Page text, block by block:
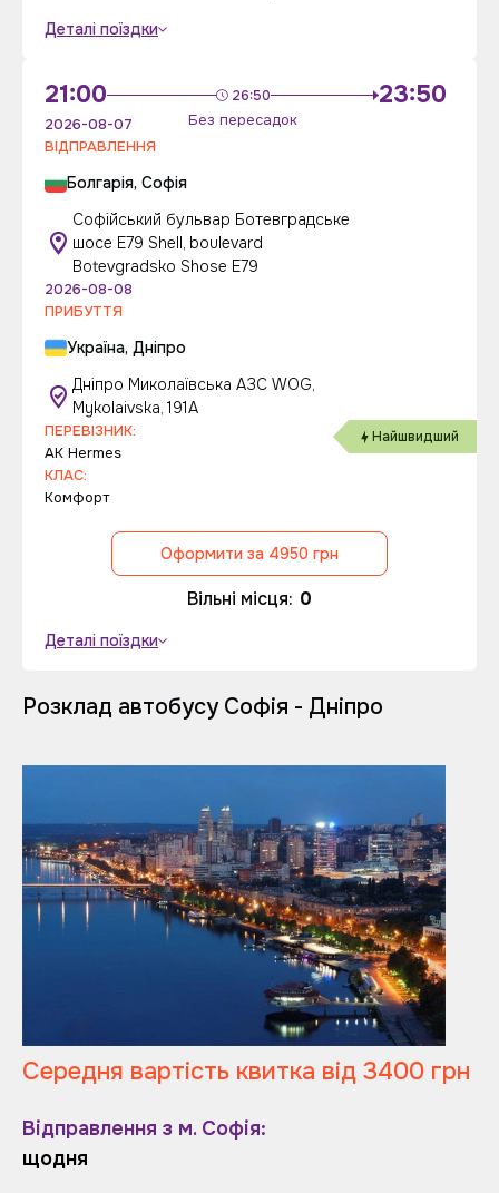
Деталі поїздки
21:00 26:50
Без пересадок
23:50
2026-08-07
ВІДПРАВЛЕННЯ
Болгарія, Софія
Софійський бульвар Ботевградське
шосе E79 Shell, boulevard
Botevgradsko Shose E79
2026-08-08
ПРИБУТТЯ
Україна, Дніпро
Дніпро Миколаївська АЗС WOG,
Mykolaivska, 191A
Найшвидший
ПЕРЕВІЗНИК:
AK Hermes
КЛАС:
Комфорт
Оформити за 4950 грн
Вільні місця: 0
Деталі поїздки
Розклад автобусу Софія - Дніпро
Середня вартість квитка від 3400 грн
Відправлення з м. Софія:
щодня